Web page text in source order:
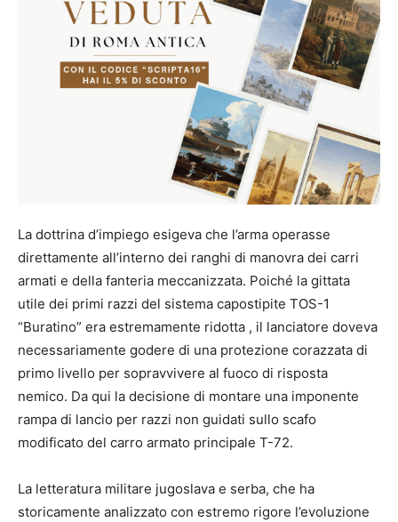
La dottrina d’impiego esigeva che l’arma operasse
direttamente all’interno dei ranghi di manovra dei carri
armati e della fanteria meccanizzata. Poiché la gittata
utile dei primi razzi del sistema capostipite TOS-1
“Buratino” era estremamente ridotta , il lanciatore doveva
necessariamente godere di una protezione corazzata di
primo livello per sopravvivere al fuoco di risposta
nemico. Da qui la decisione di montare una imponente
rampa di lancio per razzi non guidati sullo scafo
modificato del carro armato principale T-72.
La letteratura militare jugoslava e serba, che ha
storicamente analizzato con estremo rigore l’evoluzione